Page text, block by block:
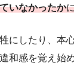
いなかったか
にしたり、本
和感を覚え始